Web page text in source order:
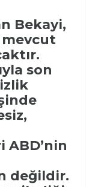
Bekayi,
son
değildir.